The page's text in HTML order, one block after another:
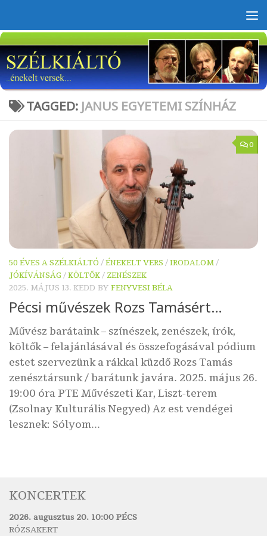
TAGGED: JANUS EGYETEMI SZÍNHÁZ
0
50 ÉVES A SZÉLKIÁLTÓ /ÉNEKELT VERS /IRODALOM/
JÓKÍVÁNSÁG /KÖLTŐK/ ZENÉSZEK
2025. MÁJUS 13. KEDD BY FENYVESI BÉLA
Pécsi művészek Rozs Tamásért…
Művész barátaink – színészek, zenészek, írók,
költők – felajánlásával és összefogásával pódium
estet szervezünk a rákkal küzdő Rozs Tamás
zenésztársunk / barátunk javára. 2025. május 26.
19:00 óra PTE Művészeti Kar, Liszt-terem
(Zsolnay Kulturális Negyed) Az est vendégei
lesznek: Sólyom...
KONCERTEK
2026. augusztus 20. 10:00 PÉCS
RÓZSAKERT